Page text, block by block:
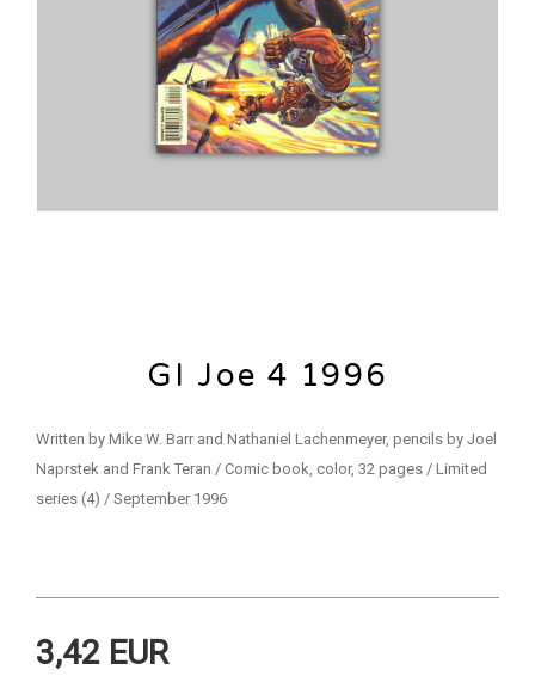
GI Joe 4 1996
Written by Mike W. Barr and Nathaniel Lachenmeyer, pencils by Joel
Naprstek and Frank Teran / Comic book, color, 32 pages / Limited
series (4) / September 1996
3,42 EUR